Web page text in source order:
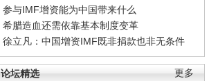
参与IMF增资能为中国带来什么
希腊造血还需依靠基本制度变革
徐立凡：中国增资IMF既非捐款也非无条件
更多
论坛精选